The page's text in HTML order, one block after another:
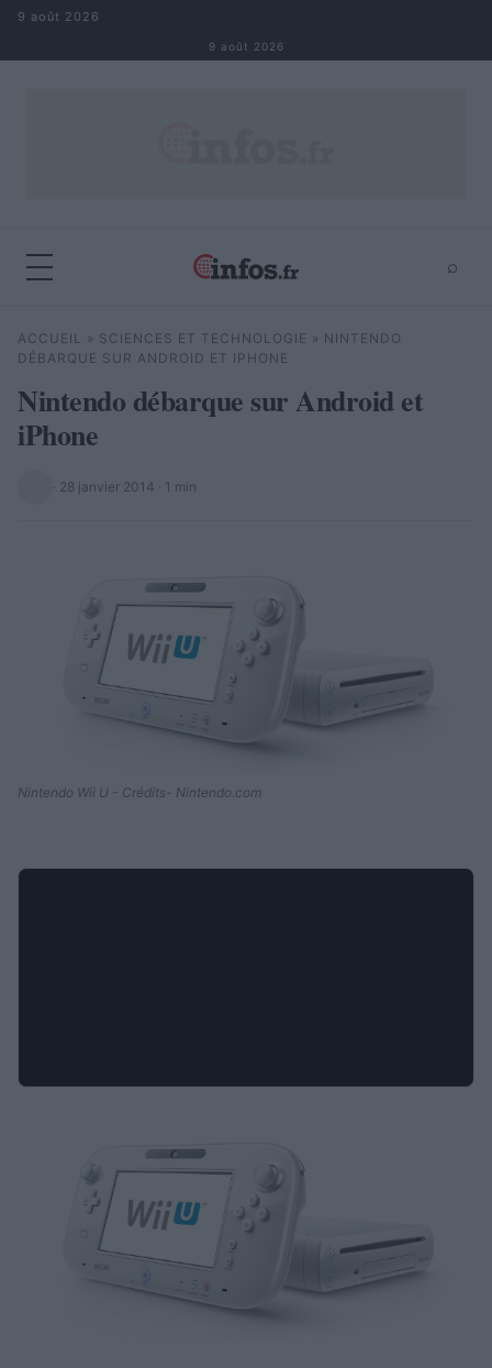
Aller au contenu
9 août 2026
9 août 2026
⌕
Rechercher
ACCUEIL » SCIENCES ET TECHNOLOGIE » NINTENDO
DÉBARQUE SUR ANDROID ET IPHONE
Nintendo débarque sur Android et
iPhone
· 28 janvier 2014 · 1 min
Nintendo Wii U - Crédits- Nintendo.com